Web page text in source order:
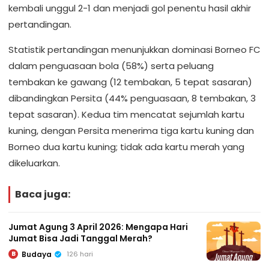
kembali unggul 2-1 dan menjadi gol penentu hasil akhir
pertandingan.
Statistik pertandingan menunjukkan dominasi Borneo FC
dalam penguasaan bola (58%) serta peluang
tembakan ke gawang (12 tembakan, 5 tepat sasaran)
dibandingkan Persita (44% penguasaan, 8 tembakan, 3
tepat sasaran). Kedua tim mencatat sejumlah kartu
kuning, dengan Persita menerima tiga kartu kuning dan
Borneo dua kartu kuning; tidak ada kartu merah yang
dikeluarkan.
Baca juga:
Jumat Agung 3 April 2026: Mengapa Hari
Jumat Bisa Jadi Tanggal Merah?
B Budaya 126 hari